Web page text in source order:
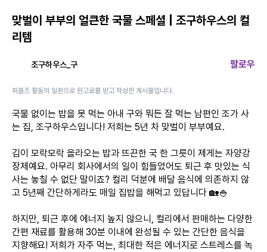
맞벌이 부부의 얼큰한 국물 스페셜 | 조구하우스의 컬
리템
조구하우스_구 팔로우
퍼플즈 활동의 일환으로 원고료를 받고 작성한 게시물입니다.
국물 없이는 밥을 못 먹는 아내 구와 뭐든 잘 먹는 남편인 조가 사
는 집, 조구하우스입니다! 저희는 5년 차 맞벌이 부부예요.
김이 모락모락 올라오는 밥과 뜨끈한 국 한 그릇이 제게는 자양강
장제예요. 아무리 회사에서의 일이 힘들었어도 퇴근 후 맛있는 식
사는 놓칠 수 없단 말이죠? 컬리 덕분에 배달 음식에 의존하지 않
고 5년째 간단하게라도 매일 집밥을 해먹고 있답니다 🏡🍚
하지만, 퇴근 후에 에너지 높지 않으니, 컬리에서 판매하는 다양한
간편 재료를 활용해 30분 이내에 완성될 수 있는 간단한 음식을
지향해요! 저희가 자주 먹는, 최대한 적은 에너지로 스트레스를 녹